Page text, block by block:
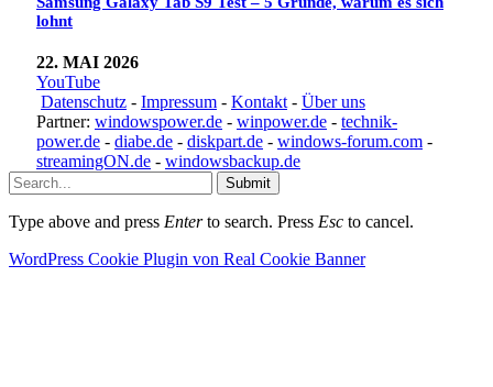
lohnt
22. MAI 2026
YouTube
Datenschutz - Impressum - Kontakt - Über uns
Partner: windowspower.de - winpower.de - technik-
power.de - diabe.de - diskpart.de - windows-forum.com -
streamingON.de - windowsbackup.de
Submit
Type above and press Enterto search. Press Esc to cancel.
WordPress Cookie Plugin von Real Cookie Banner